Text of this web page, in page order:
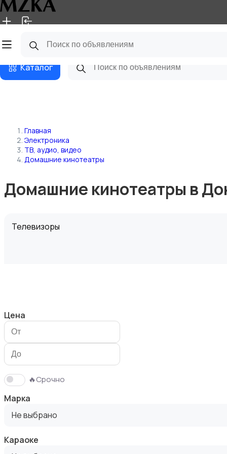
Главная Магазины
Каталог
Главная
Электроника
ТВ, аудио, видео
Домашние кинотеатры
Домашние кинотеатры в
Телевизоры
Акустика, колонки, сабвуферы
Домашние кинотеатры
Цена
🔥Срочно
Марка
Не выбрано
Караоке